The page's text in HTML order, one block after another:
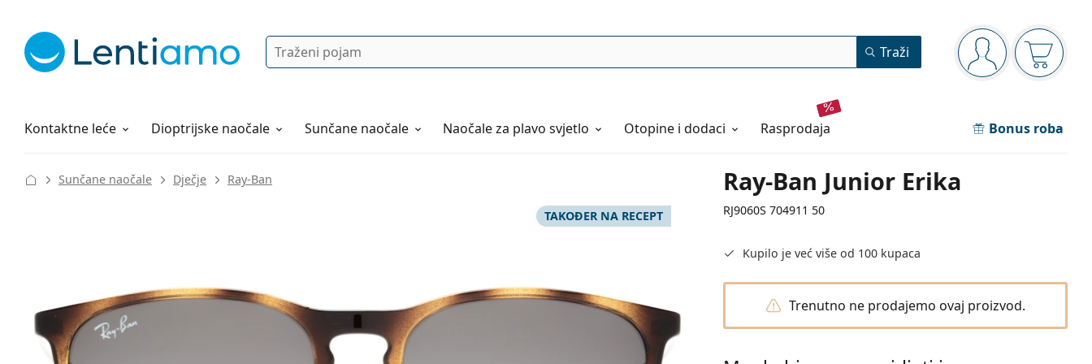
Navigacijska ploča
ste prijavljeni
Pretraga Traži
Kontaktne leće
Otopine za leće Dioptrijske naočale Sunčane naočale Naočaleza plavo svjetlo Otopine i dodaci rasprodaja Bonus roba
Sve o kupovini
Ray-Ban Junior Erika
RJ9060S 704911 50
Sunčane naočale Dječje Ray-Ban
TAKOĐER NA RECEPT
Kupilo je već više od 100 kupaca
Trenutno ne prodajemo ovaj proizvod.